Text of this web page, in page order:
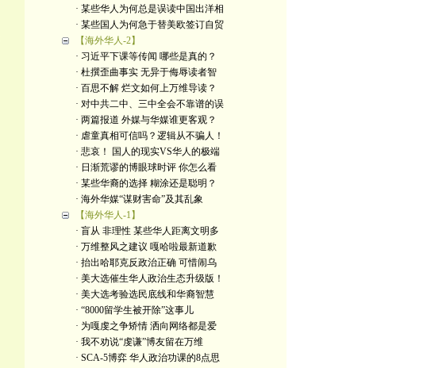
· 某些华人为何总是误读中国出洋相
· 某些国人为何急于替美欧签订自贸
【海外华人-2】
· 习近平下课等传闻 哪些是真的？
· 杜撰歪曲事实 无异于侮辱读者智
· 百思不解 烂文如何上万维导读？
· 对中共二中、三中全会不靠谱的误
· 两篇报道 外媒与华媒谁更客观？
· 虐童真相可信吗？逻辑从不骗人！
· 悲哀！ 国人的现实VS华人的极端
· 日渐荒谬的博眼球时评 你怎么看
· 某些华裔的选择 糊涂还是聪明？
· 海外华媒“谋财害命”及其乱象
【海外华人-1】
· 盲从 非理性 某些华人距离文明多
· 万维整风之建议 嘎哈啦最新道歉
· 抬出哈耶克反政治正确 可惜闹乌
· 美大选催生华人政治生态升级版！
· 美大选考验选民底线和华裔智慧
· “8000留学生被开除”这事儿
· 为嘎虔之争矫情 洒向网络都是爱
· 我不劝说“虔谦”博友留在万维
· SCA-5博弈 华人政治功课的8点思